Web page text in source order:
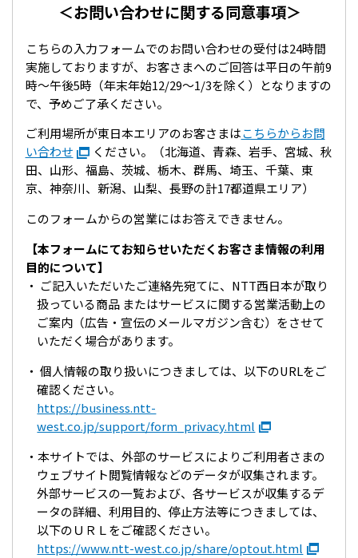
＜お問い合わせに関する同意事項＞
こちらの入力フォームでのお問い合わせの受付は24時間
実施しておりますが、お客さまへのご回答は平日の午前9
時～午後5時（年末年始12/29～1/3を除く）となりますの
で、予めご了承ください。
ご利用場所が東日本エリアのお客さまはこちらからお問
い合わせ
ください。（北海道、青森、岩手、宮城、秋
田、山形、福島、茨城、栃木、群馬、埼玉、千葉、東
京、神奈川、新潟、山梨、長野の計17都道県エリア）
このフォームからの営業にはお答えできません。
【本フォームにてお知らせいただくお客さま情報の利用
目的について】
ご記入いただいたご連絡先宛てに、NTT西日本が取り
扱っている商品 またはサービスに関する営業活動上の
ご案内（広告・宣伝のメールマガジン含む）をさせて
いただく場合があります。
個人情報の取り扱いにつきましては、以下のURLをご
確認ください。
https://business.ntt-
west.co.jp/support/form_privacy.html
本サイトでは、外部のサービスによりご利用者さまの
ウェブサイト閲覧情報などのデータが収集されます。
外部サービスの一覧および、各サービスが収集するデ
ータの詳細、利用目的、停止方法等につきましては、
以下のＵＲＬをご確認ください。
https://www.ntt-west.co.jp/share/optout.html